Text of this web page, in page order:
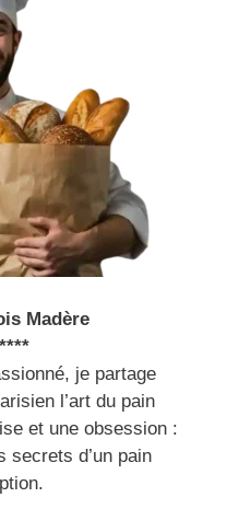
Madère
je partage
l’art du pain
et une obsession :
secrets d’un pain